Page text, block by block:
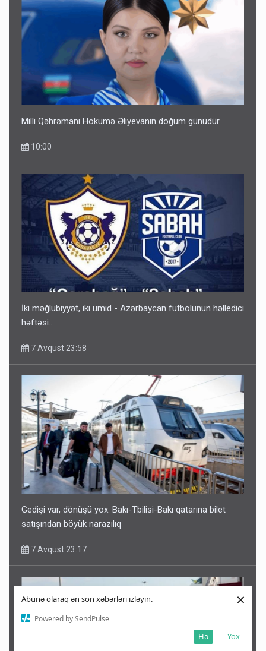
Abunə olaraq ən son xəbərləri izləyin.
Powered by SendPulse
Yox
Hə
×
Milli Qəhrəmanı Hökumə Əliyevanın doğum günüdür
10:00
İki məğlubiyyət, iki ümid - Azərbaycan futbolunun həlledici
həftəsi...
7 Avqust 23:58
Gedişi var, dönüşü yox: Bakı-Tbilisi-Bakı qatarına bilet
satışından böyük narazılıq
7 Avqust 23:17